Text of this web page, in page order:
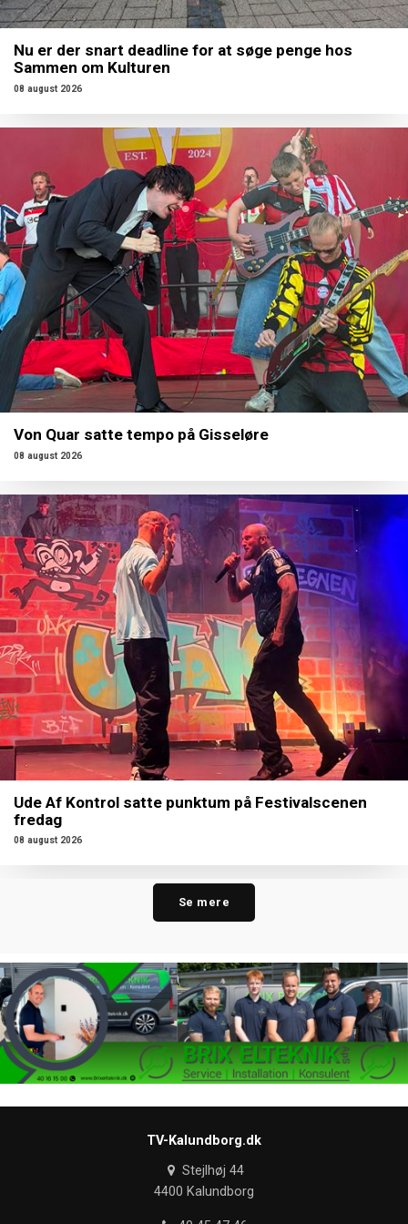
Nu er der snart deadline for at søge penge hos
Sammen om Kulturen
08 august 2026
Von Quar satte tempo på Gisseløre
08 august 2026
Ude Af Kontrol satte punktum på Festivalscenen
fredag
08 august 2026
Se mere
TV-Kalundborg.dk
Stejlhøj 44
4400 Kalundborg